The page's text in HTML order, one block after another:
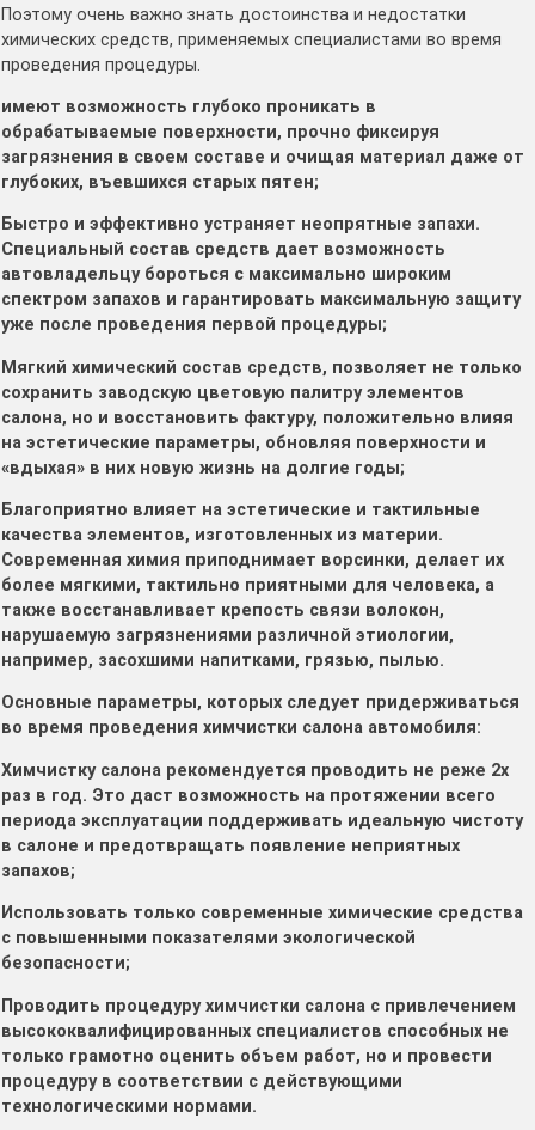
Поэтому очень важно знать достоинства и недостатки
химических средств, применяемых специалистами во время
проведения процедуры.
имеют возможность глубоко проникать в
обрабатываемые поверхности, прочно фиксируя
загрязнения в своем составе и очищая материал даже от
глубоких, въевшихся старых пятен;
Быстро и эффективно устраняет неопрятные запахи.
Специальный состав средств дает возможность
автовладельцу бороться с максимально широким
спектром запахов и гарантировать максимальную защиту
уже после проведения первой процедуры;
Мягкий химический состав средств, позволяет не только
сохранить заводскую цветовую палитру элементов
салона, но и восстановить фактуру, положительно влияя
на эстетические параметры, обновляя поверхности и
«вдыхая» в них новую жизнь на долгие годы;
Благоприятно влияет на эстетические и тактильные
качества элементов, изготовленных из материи.
Современная химия приподнимает ворсинки, делает их
более мягкими, тактильно приятными для человека, а
также восстанавливает крепость связи волокон,
нарушаемую загрязнениями различной этиологии,
например, засохшими напитками, грязью, пылью.
Основные параметры, которых следует придерживаться
во время проведения химчистки салона автомобиля:
Химчистку салона рекомендуется проводить не реже 2х
раз в год. Это даст возможность на протяжении всего
периода эксплуатации поддерживать идеальную чистоту
в салоне и предотвращать появление неприятных
запахов;
Использовать только современные химические средства
с повышенными показателями экологической
безопасности;
Проводить процедуру химчистки салона с привлечением
высококвалифицированных специалистов способных не
только грамотно оценить объем работ, но и провести
процедуру в соответствии с действующими
технологическими нормами.